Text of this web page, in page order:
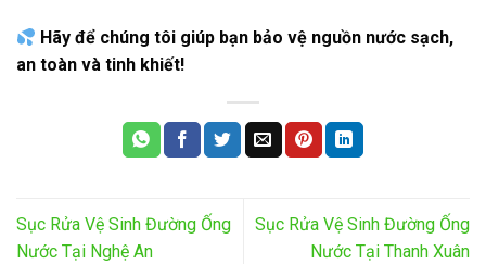
Hãy để chúng tôi giúp bạn bảo vệ nguồn nước sạch,
an toàn và tinh khiết!
Sục Rửa Vệ Sinh Đường Ống
Nước Tại Nghệ An
Sục Rửa Vệ Sinh Đường Ống
Nước Tại Thanh Xuân